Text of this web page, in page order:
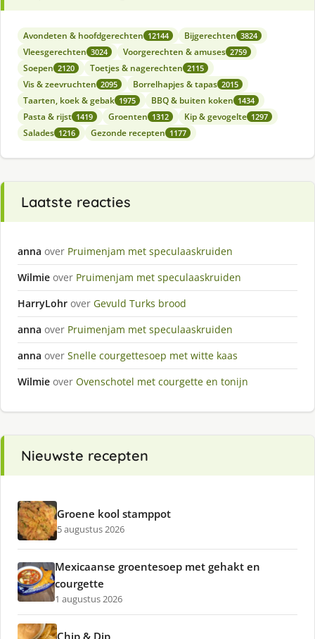
Avondeten & hoofdgerechten 12144 Bijgerechten 3824
Vleesgerechten 3024 Voorgerechten & amuses 2759
Soepen 2120 Toetjes & nagerechten 2115
Vis & zeevruchten 2095 Borrelhapjes & tapas 2015
Taarten, koek & gebak 1975 BBQ & buiten koken 1434
Pasta & rijst 1419 Groenten 1312 Kip & gevogelte 1297
Salades 1216 Gezonde recepten 1177
Laatste reacties
anna over Pruimenjam met speculaaskruiden
Wilmie over Pruimenjam met speculaaskruiden
HarryLohr over Gevuld Turks brood
anna over Pruimenjam met speculaaskruiden
anna over Snelle courgettesoep met witte kaas
Wilmie over Ovenschotel met courgette en tonijn
Nieuwste recepten
Groene kool stamppot
5 augustus 2026
Mexicaanse groentesoep met gehakt en
courgette
1 augustus 2026
Chip & Dip